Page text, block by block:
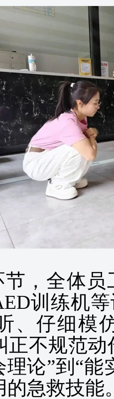
节，全体
训练机
、仔细模
正不规范动
理论”到“
的急救技能